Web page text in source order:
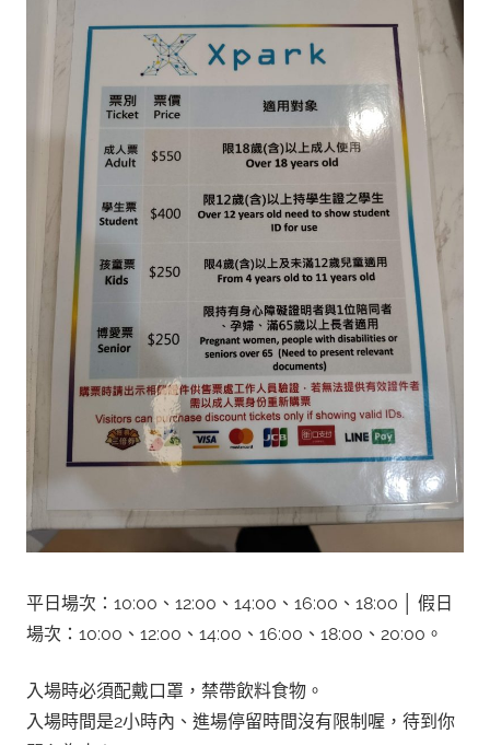
平日場次：10:00、12:00、14:00、16:00、18:00 │ 假日
場次：10:00、12:00、14:00、16:00、18:00、20:00。
入場時必須配戴口罩，禁帶飲料食物。
入場時間是2小時內、進場停留時間沒有限制喔，待到你